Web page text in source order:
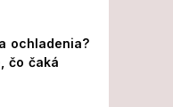
ochladenia?
čo čaká